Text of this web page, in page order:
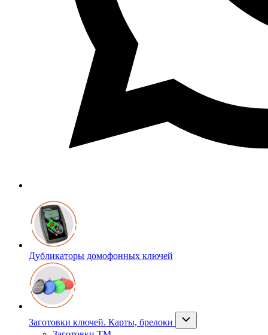
Дубликаторы домофонных ключей
Заготовки ключей. Карты, брелоки